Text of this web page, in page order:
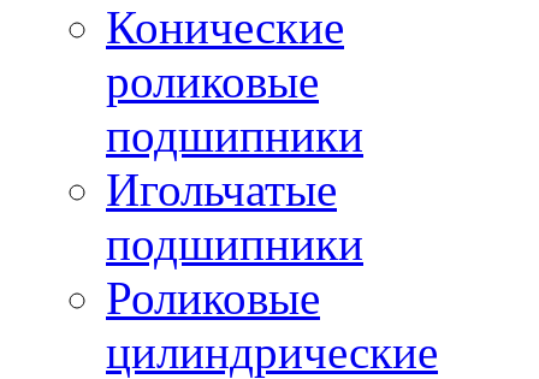
Конические
роликовые
подшипники
Игольчатые
подшипники
Роликовые
цилиндрические